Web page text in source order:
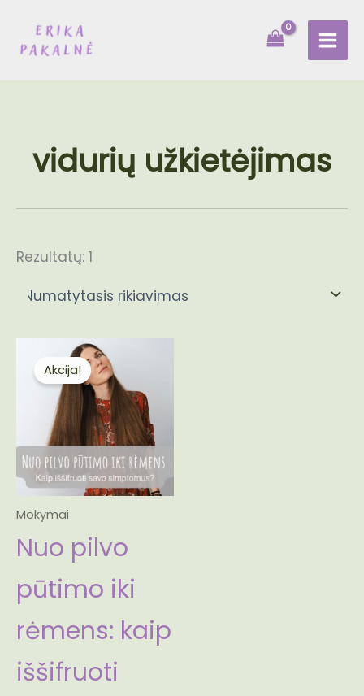
turinio
vidurių užkietėjimas
Rezultatų: 1
Akcija!
Mokymai
Nuo pilvo
pūtimo iki
rėmens: kaip
iššifruoti
Original
price
was:
70.00€.
price
is:
35.00€.